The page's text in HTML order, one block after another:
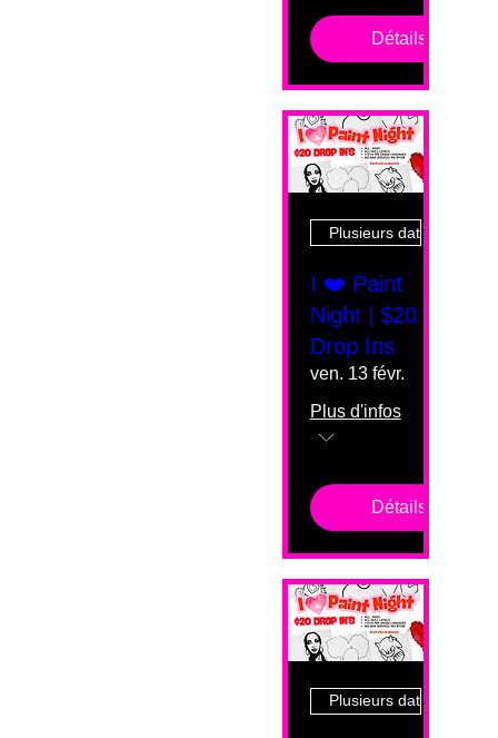
Détails
Plusieurs dates
I ❤️ Paint
Night | $20
Drop Ins
ven. 13 févr.
Plus d'infos
Détails
Plusieurs dates